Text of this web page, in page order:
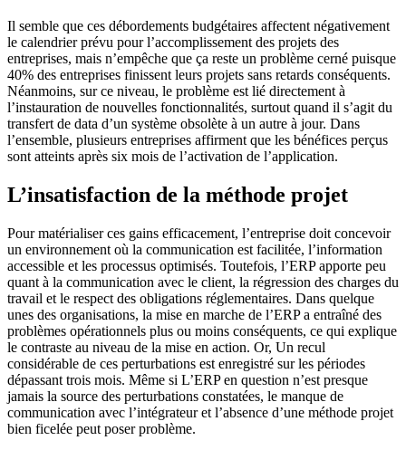
Il semble que ces débordements budgétaires affectent négativement
le calendrier prévu pour l’accomplissement des projets des
entreprises, mais n’empêche que ça reste un problème cerné puisque
40% des entreprises finissent leurs projets sans retards conséquents.
Néanmoins, sur ce niveau, le problème est lié directement à
l’instauration de nouvelles fonctionnalités, surtout quand il s’agit du
transfert de data d’un système obsolète à un autre à jour. Dans
l’ensemble, plusieurs entreprises affirment que les bénéfices perçus
sont atteints après six mois de l’activation de l’application.
L’insatisfaction de la méthode projet
Pour matérialiser ces gains efficacement, l’entreprise doit concevoir
un environnement où la communication est facilitée, l’information
accessible et les processus optimisés. Toutefois, l’ERP apporte peu
quant à la communication avec le client, la régression des charges du
travail et le respect des obligations réglementaires. Dans quelque
unes des organisations, la mise en marche de l’ERP a entraîné des
problèmes opérationnels plus ou moins conséquents, ce qui explique
le contraste au niveau de la mise en action. Or, Un recul
considérable de ces perturbations est enregistré sur les périodes
dépassant trois mois. Même si L’ERP en question n’est presque
jamais la source des perturbations constatées, le manque de
communication avec l’intégrateur et l’absence d’une méthode projet
bien ficelée peut poser problème.